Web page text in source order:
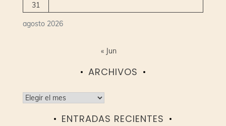
agosto 2026
31
« Jun
ARCHIVOS
Archivos
ENTRADAS RECIENTES